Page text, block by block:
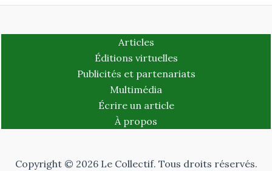
Articles
Éditions virtuelles
Publicités et partenariats
Multimédia
Écrire un article
À propos
Copyright © 2026 Le Collectif. Tous droits réservés.